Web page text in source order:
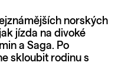
norských
jízda na divoké
a Saga. Po
skloubit rodinu s